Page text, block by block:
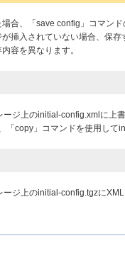
合、「save config」コマン
挿入されていない場合、保
容を異なります。
ジ上のinitial-config.xmlに上書
copy」コマンドを使用して
ジ上のinitial-config.tgzに